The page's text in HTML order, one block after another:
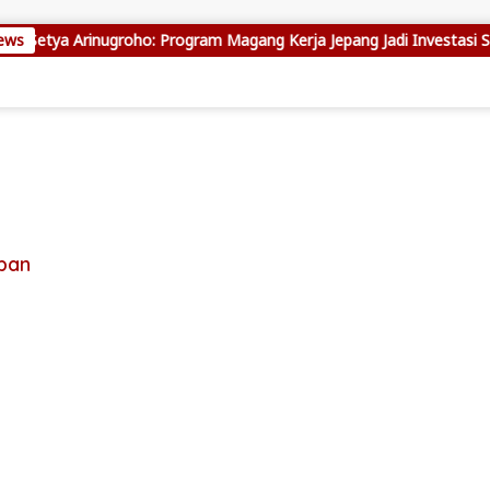
Setya Arinugroho: Program Magang Kerja Jepang Jadi Investasi